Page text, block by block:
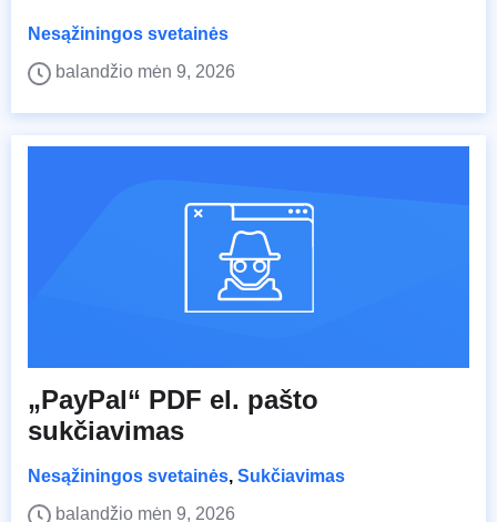
Nesąžiningos svetainės
balandžio mėn 9, 2026
„PayPal“ PDF el. pašto
sukčiavimas
Nesąžiningos svetainės, Sukčiavimas
balandžio mėn 9, 2026